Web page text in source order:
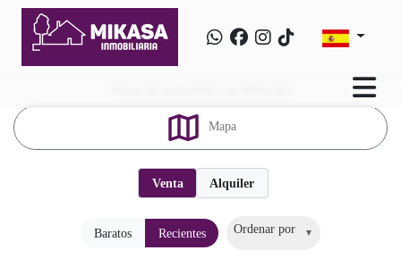
Mapa
Venta Alquiler
Baratos Recientes Ordenar por